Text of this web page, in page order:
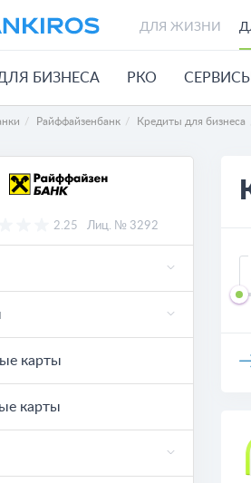
ДЛЯ ЖИЗНИ
БИЗНЕСА РКО СЕРВИСЫ
Райффайзенбанк Кредиты для бизнеса
2.25 Лиц. № 3292
карты
карты